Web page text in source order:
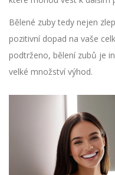
Bělené zuby tedy nejen
pozitivní dopad na vaše
podtrženo, bělení zubů je
velké množství výhod.